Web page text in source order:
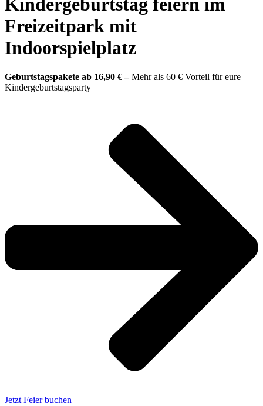
Freizeitpark mit
Indoorspielplatz
Geburtstagspakete ab 16,90 € –Mehr als 60 € Vorteil für eure
Kindergeburtstagsparty
Jetzt Feier buchen